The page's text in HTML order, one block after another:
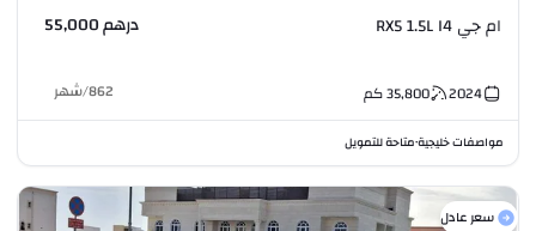
ام جي RX5 1.5L I4 درهم 55,000
2024
35,800كم 862
/شهر
مواصفات خليجية•متاحة للتمويل
سعر عادل